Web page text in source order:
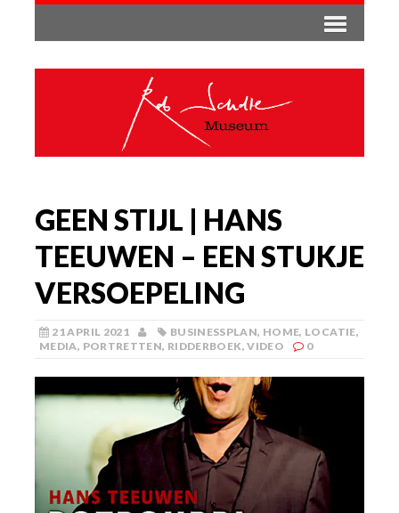
GEEN STIJL | HANS
TEEUWEN​ – EEN STUKJE
VERSOEPELING
21 APRIL 2021 BUSINESSPLAN, HOME, LOCATIE,
MEDIA, PORTRETTEN, RIDDERBOEK,VIDEO 0